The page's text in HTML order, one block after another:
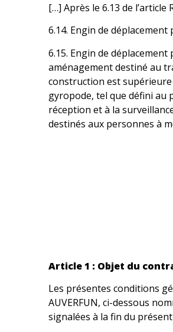
[…] Après le 6.13 de l’article
6.14. Engin de
6.15. Engin de
aménagement destiné au
construction est supérieure
gyropode, tel que défini au
réception et à la
destinés aux personnes à
Article 1 : Objet du
Les présentes conditions
AUVERFUN, ci-dessous
signalées à la fin du